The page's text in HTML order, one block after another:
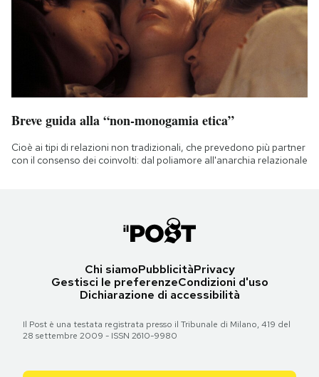
Breve guida alla “non-monogamia etica”
Cioè ai tipi di relazioni non tradizionali, che prevedono più partner
con il consenso dei coinvolti: dal poliamore all'anarchia relazionale
Chi siamoPubblicitàPrivacy
Gestisci le preferenzeCondizioni d'uso
Dichiarazione di accessibilità
Il Post è una testata registrata presso il Tribunale di Milano, 419 del
28 settembre 2009 - ISSN 2610-9980